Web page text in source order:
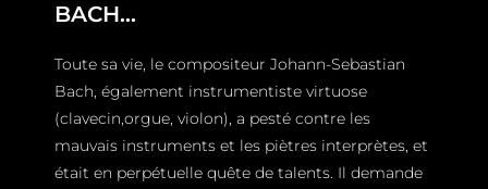
BACH…
Toute sa vie, le compositeur Johann-Sebastian
Bach, également instrumentiste virtuose
(clavecin,orgue, violon), a pesté contre les
mauvais instruments et les piètres interprètes, et
était en perpétuelle quête de talents. Il demande